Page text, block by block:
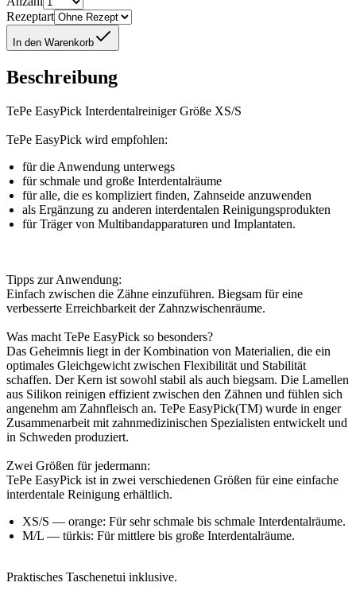
Rezeptart
In den Warenkorb
Beschreibung
TePe EasyPick Interdentalreiniger Größe XS/S
TePe EasyPick wird empfohlen:
für die Anwendung unterwegs
für schmale und große Interdentalräume
für alle, die es kompliziert finden, Zahnseide anzuwenden
als Ergänzung zu anderen interdentalen Reinigungsprodukten
für Träger von Multibandapparaturen und Implantaten.
Tipps zur Anwendung:
Einfach zwischen die Zähne einzuführen. Biegsam für eine
verbesserte Erreichbarkeit der Zahnzwischenräume.
Was macht TePe EasyPick so besonders?
Das Geheimnis liegt in der Kombination von Materialien, die ein
optimales Gleichgewicht zwischen Flexibilität und Stabilität
schaffen. Der Kern ist sowohl stabil als auch biegsam. Die Lamellen
aus Silikon reinigen effizient zwischen den Zähnen und fühlen sich
angenehm am Zahnfleisch an. TePe EasyPick(TM) wurde in enger
Zusammenarbeit mit zahnmedizinischen Spezialisten entwickelt und
in Schweden produziert.
Zwei Größen für jedermann:
TePe EasyPick ist in zwei verschiedenen Größen für eine einfache
interdentale Reinigung erhältlich.
XS/S — orange: Für sehr schmale bis schmale Interdentalräume.
M/L — türkis: Für mittlere bis große Interdentalräume.
Praktisches Taschenetui inklusive.